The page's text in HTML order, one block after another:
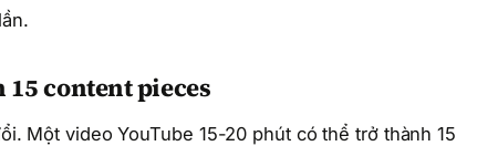
content pieces
Một video YouTube 15-20 phút có thể trở thành 15